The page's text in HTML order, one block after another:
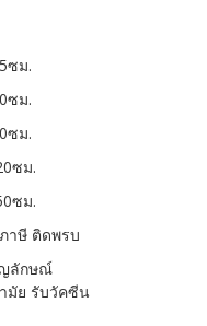
ซม.
ซม.
ซม.
ซม.
ซม.
าษี ติดพรบ
ญลักษณ์
มัย รับวัคซีน